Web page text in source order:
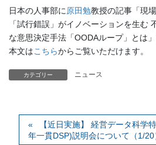
日本の人事部に 原田勉教授の記事「現
「試行錯誤」がイノベーションを生む
な意思決定手法「OODAループ」とは
本文はこちらからご覧いただけます。
カテゴリー ニュース
【近日実施】 経営データ科学
年一貫DSP)説明会について（1/20